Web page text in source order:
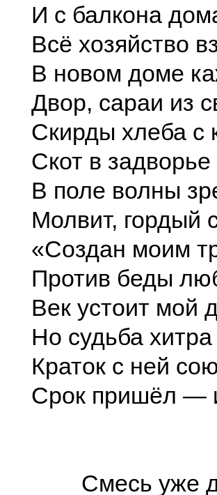
И с балкона
Всё хозяйство
В новом доме
Двор, сараи из
Скирды хлеба с
Скот в
В поле волны
Молвит, гордый
«Создан моим
Против беды
Век устоит мой
Но судьба
Краток с ней
Срок пришёл —
Смесь уже